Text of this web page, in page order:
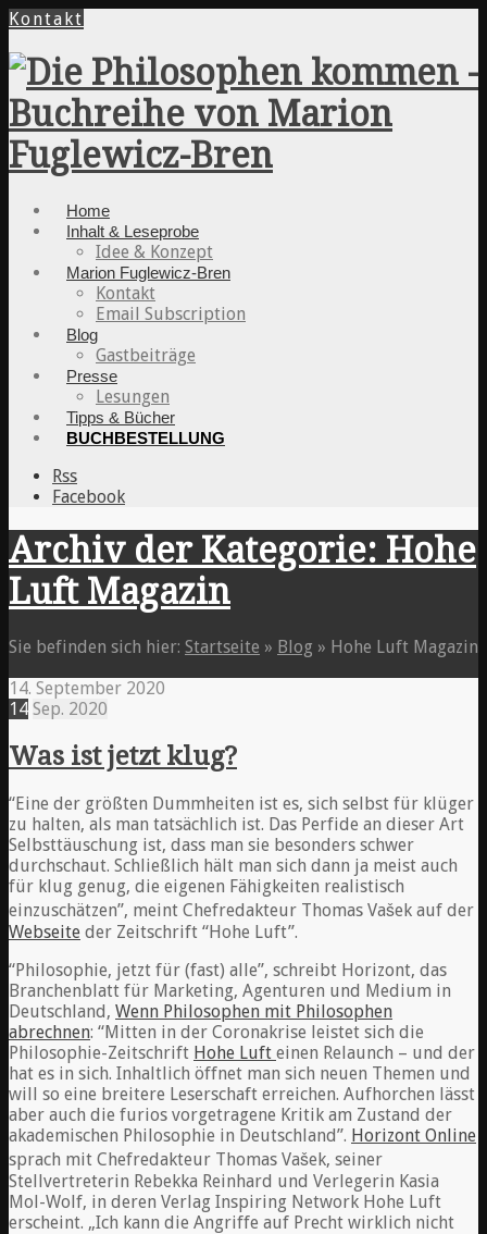
Kontakt
Home
Inhalt & Leseprobe
Idee & Konzept
Marion Fuglewicz-Bren
Kontakt
Email Subscription
Blog
Gastbeiträge
Presse
Lesungen
Tipps & Bücher
BUCHBESTELLUNG
Rss
Facebook
Archiv der Kategorie: Hohe
Luft Magazin
Sie befinden sich hier: Startseite » Blog » Hohe Luft Magazin
14. September 2020
14 Sep. 2020
Was ist jetzt klug?
“Eine der größten Dummheiten ist es, sich selbst für klüger
zu halten, als man tatsächlich ist. Das Perfide an dieser Art
Selbsttäuschung ist, dass man sie besonders schwer
durchschaut. Schließlich hält man sich dann ja meist auch
für klug genug, die eigenen Fähigkeiten realistisch
einzuschätzen”, meint Chefredakteur Thomas Vašek auf der
Webseite der Zeitschrift “Hohe Luft”.
“Philosophie, jetzt für (fast) alle”, schreibt Horizont, das
Branchenblatt für Marketing, Agenturen und Medium in
Deutschland, Wenn Philosophen mit Philosophen
abrechnen: “Mitten in der Coronakrise leistet sich die
Philosophie-Zeitschrift Hohe Luft einen Relaunch – und der
hat es in sich. Inhaltlich öffnet man sich neuen Themen und
will so eine breitere Leserschaft erreichen. Aufhorchen lässt
aber auch die furios vorgetragene Kritik am Zustand der
akademischen Philosophie in Deutschland”. Horizont Online
sprach mit Chefredakteur Thomas Vašek, seiner
Stellvertreterin Rebekka Reinhard und Verlegerin Kasia
Mol-Wolf, in deren Verlag Inspiring Network Hohe Luft
erscheint. „Ich kann die Angriffe auf Precht wirklich nicht